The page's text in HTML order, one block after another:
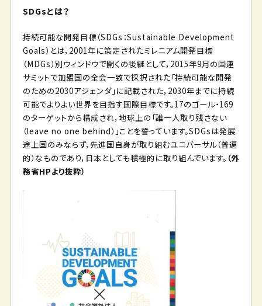
SDGsとは？
持続可能な開発目標（SDGs：Sustainable Development
Goals）とは，2001年に策定されたミレニアム開発目標
（MDGs）別ウィンドウで開くの後継として，2015年9月の国連
サミットで加盟国の全会一致で採択された「持続可能な開発
のための2030アジェンダ」に記載された，2030年までに持続
可能でよりよい世界を目指す国際目標です。17のゴール・169
のターゲットから構成され，地球上の「誰一人取り残さない
（leave no one behind）」ことを誓っています。SDGsは発展
途上国のみならず，先進国自身が取り組むユニバーサル（普遍
的）なものであり，日本としても積極的に取り組んでいます。 （外
務省HPより抜粋）